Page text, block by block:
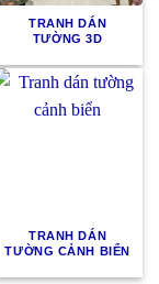
TRANH DÁN
TƯỜNG 3D
TRANH DÁN
TƯỜNG CẢNH BIỂN